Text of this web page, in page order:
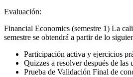
Evaluación:
Financial Economics (semestre 1) La
semestre se obtendrá a partir de lo
Participación activa y ejercicios
Quizzes a resolver después de las
Prueba de Validación Final de